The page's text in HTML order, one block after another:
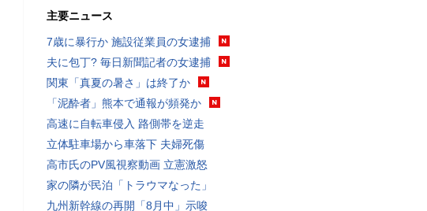
主要ニュース
7歳に暴行か 施設従業員の女逮捕
夫に包丁? 毎日新聞記者の女逮捕
関東「真夏の暑さ」は終了か
「泥酔者」熊本で通報が頻発か
高速に自転車侵入 路側帯を逆走
立体駐車場から車落下 夫婦死傷
高市氏のPV風視察動画 立憲激怒
家の隣が民泊「トラウマなった」
九州新幹線の再開「8月中」示唆